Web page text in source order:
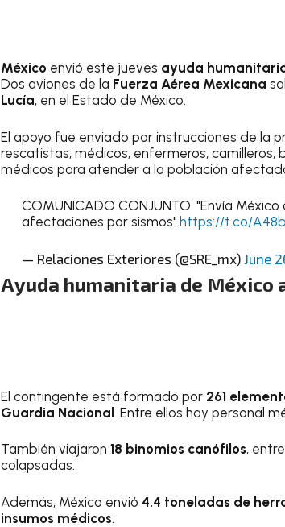
México envió este jueves ayuda
Dos aviones de la Fuerza Aérea Mexicana
Lucía, en el Estado de México.
El apoyo fue enviado por instrucciones de la
rescatistas, médicos, enfermeros, camilleros,
médicos para atender a la población
COMUNICADO CONJUNTO. "Envía
afectaciones por sismos".https://t.co/
— Relaciones Exteriores (@SRE_mx) June
Ayuda humanitaria de México
El contingente está formado por 261
Guardia Nacional. Entre ellos hay personal
También viajaron 18 binomios canófilos,
colapsadas.
Además, México envió 4.4 toneladas de
insumos médicos.